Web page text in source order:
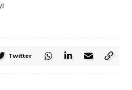
Twitter